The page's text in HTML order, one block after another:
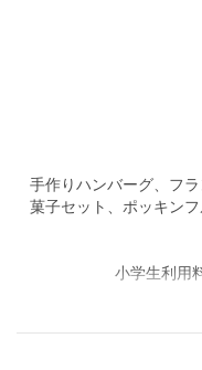
🍖🍭🧸手作りハンバーグ
菓子セット、ポッキン